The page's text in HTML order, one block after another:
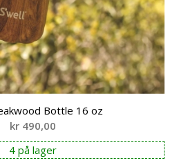
Bottle 16 oz
kr 490,00
4 på lager